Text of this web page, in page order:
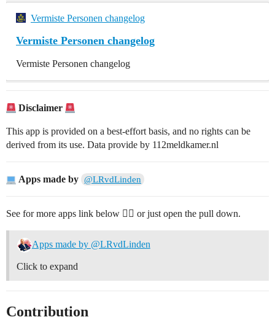
Vermiste Personen changelog
Vermiste Personen changelog
Vermiste Personen changelog
Disclaimer
This app is provided on a best-effort basis, and no rights can be
derived from its use. Data provide by 112meldkamer.nl
Apps made by @LRvdLinden
See for more apps link below 👇🏻 or just open the pull down.
Apps made by @LRvdLinden
Click to expand
Contribution